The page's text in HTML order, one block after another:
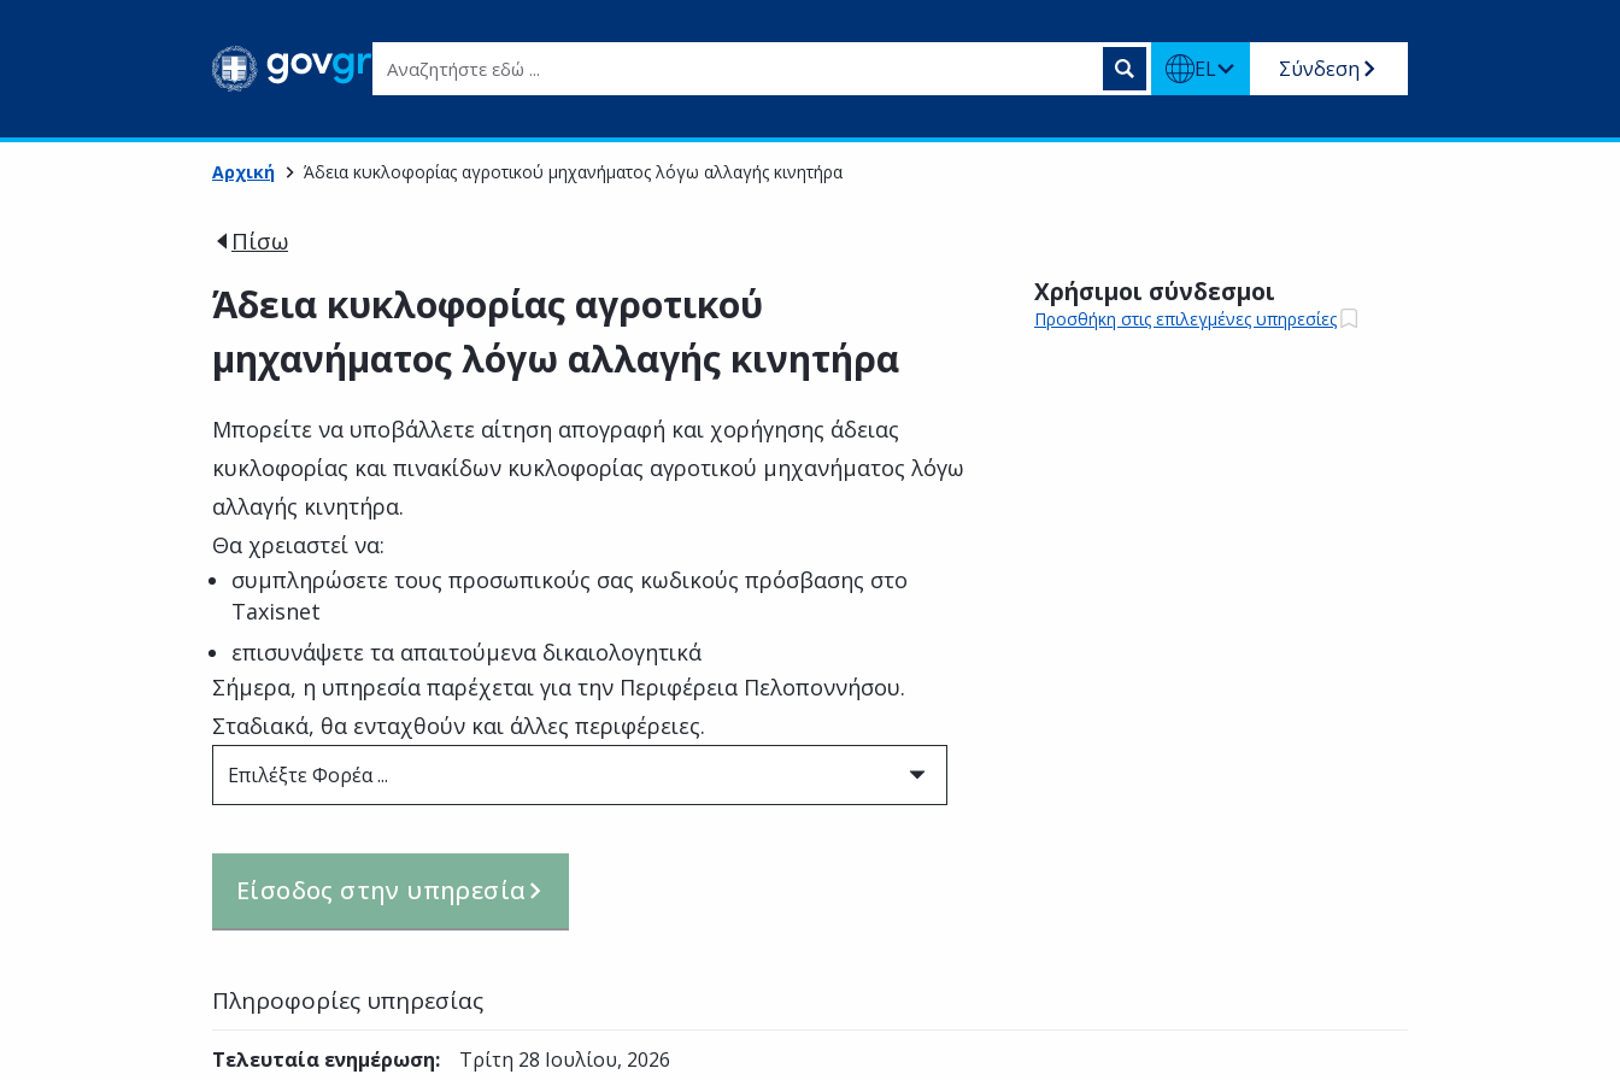
Αναζητήστε εδώ ... EL Σύνδεση
Αρχική Άδεια κυκλοφορίας αγροτικού μηχανήματος λόγω αλλαγής κινητήρα
Πίσω
Άδεια κυκλοφορίας αγροτικού
μηχανήματος λόγω αλλαγής κινητήρα
Μπορείτε να υποβάλλετε αίτηση απογραφή και χορήγησης άδειας
κυκλοφορίας και πινακίδων κυκλοφορίας αγροτικού μηχανήματος λόγω
αλλαγής κινητήρα.
Θα χρειαστεί να:
συμπληρώσετε τους προσωπικούς σας κωδικούς πρόσβασης στο
Taxisnet
επισυνάψετε τα απαιτούμενα δικαιολογητικά
Σήμερα, η υπηρεσία παρέχεται για την Περιφέρεια Πελοποννήσου.
Σταδιακά, θα ενταχθούν και άλλες περιφέρειες.
Επιλέξτε Φορέα ...
Είσοδος στην υπηρεσία
Χρήσιμοι σύνδεσμοι
Προσθήκη στις επιλεγμένες υπηρεσίες
Πληροφορίες υπηρεσίας
Τελευταία ενημέρωση: Τρίτη 28 Ιουλίου, 2026